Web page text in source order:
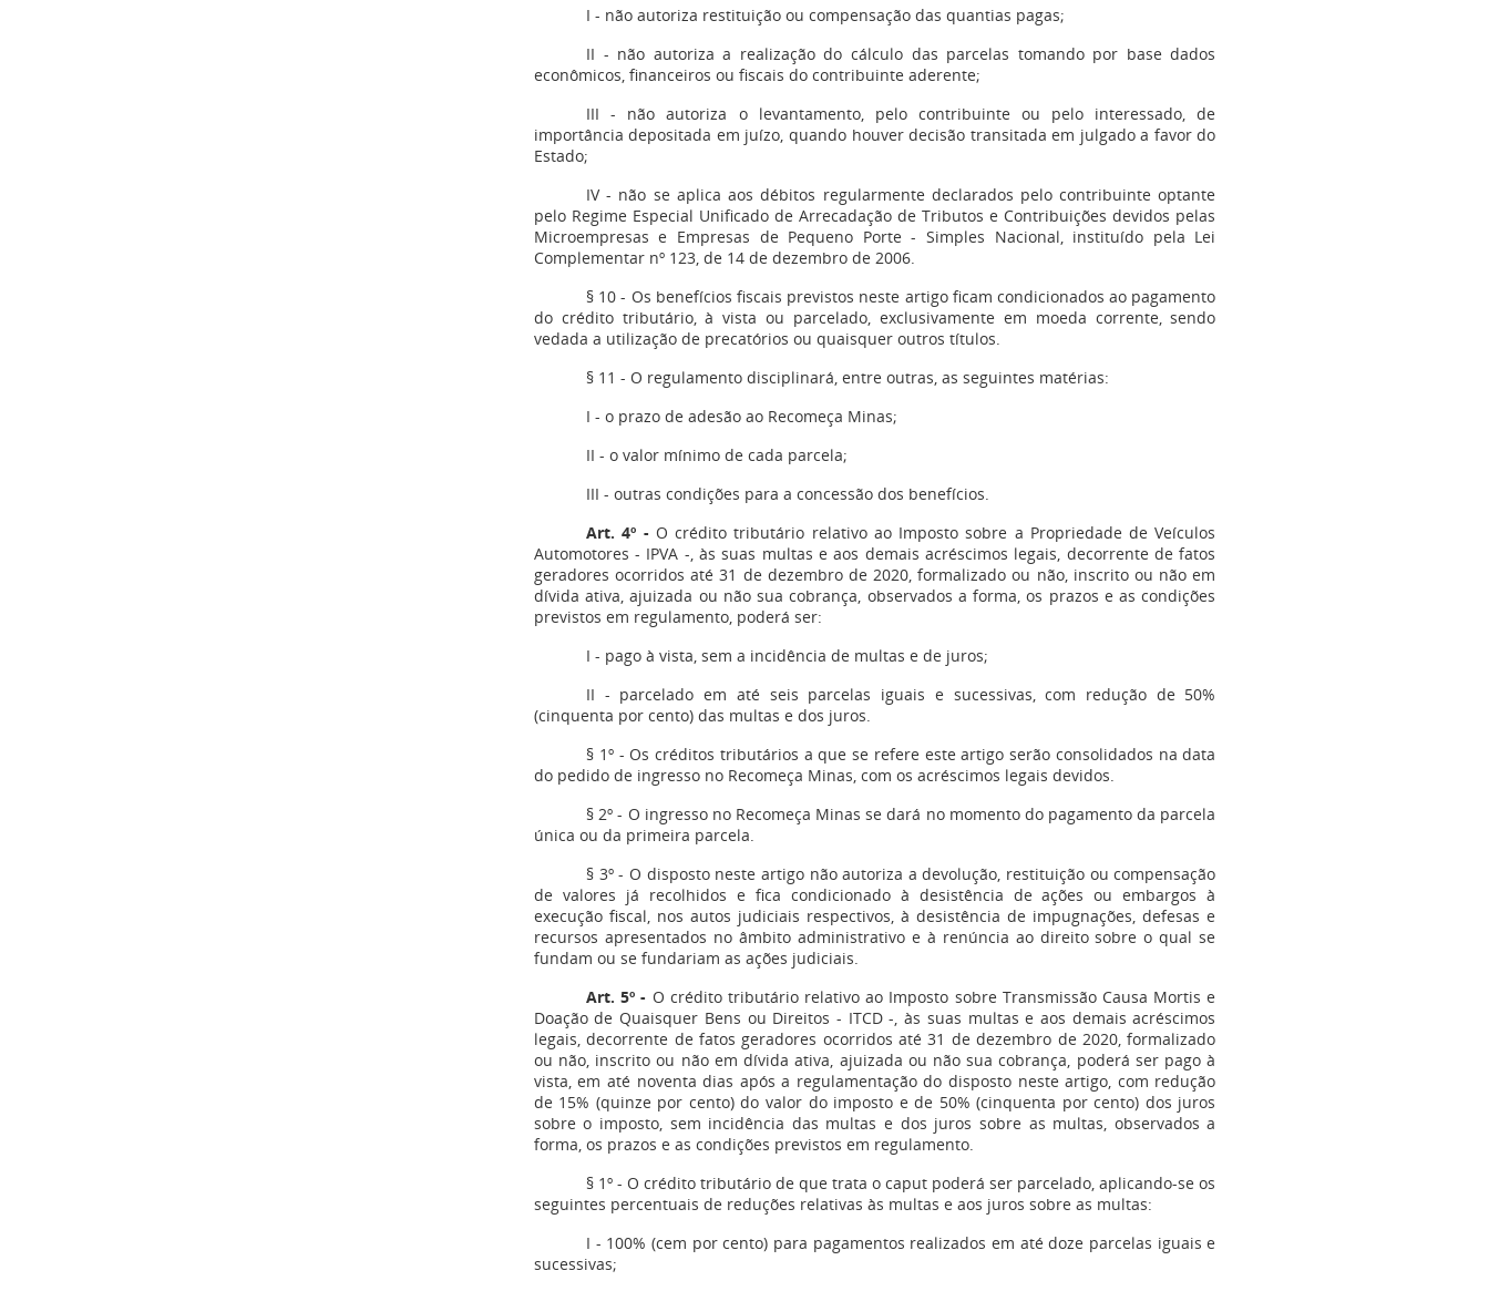
I - não autoriza restituição ou compensação das quantias pagas;
II - não autoriza a realização do cálculo das parcelas tomando por base dados
econômicos, financeiros ou fiscais do contribuinte aderente;
III - não autoriza o levantamento, pelo contribuinte ou pelo interessado, de
importância depositada em juízo, quando houver decisão transitada em julgado a favor do
Estado;
IV - não se aplica aos débitos regularmente declarados pelo contribuinte optante
pelo Regime Especial Unificado de Arrecadação de Tributos e Contribuições devidos pelas
Microempresas e Empresas de Pequeno Porte - Simples Nacional, instituído pela Lei
Complementar nº 123, de 14 de dezembro de 2006.
§ 10 - Os benefícios fiscais previstos neste artigo ficam condicionados ao pagamento
do crédito tributário, à vista ou parcelado, exclusivamente em moeda corrente, sendo
vedada a utilização de precatórios ou quaisquer outros títulos.
§ 11 - O regulamento disciplinará, entre outras, as seguintes matérias:
I - o prazo de adesão ao Recomeça Minas;
II - o valor mínimo de cada parcela;
III - outras condições para a concessão dos benefícios.
Art. 4º - O crédito tributário relativo ao Imposto sobre a Propriedade de Veículos
Automotores - IPVA -, às suas multas e aos demais acréscimos legais, decorrente de fatos
geradores ocorridos até 31 de dezembro de 2020, formalizado ou não, inscrito ou não em
dívida ativa, ajuizada ou não sua cobrança, observados a forma, os prazos e as condições
previstos em regulamento, poderá ser:
I - pago à vista, sem a incidência de multas e de juros;
II - parcelado em até seis parcelas iguais e sucessivas, com redução de 50%
(cinquenta por cento) das multas e dos juros.
§ 1º - Os créditos tributários a que se refere este artigo serão consolidados na data
do pedido de ingresso no Recomeça Minas, com os acréscimos legais devidos.
§ 2º - O ingresso no Recomeça Minas se dará no momento do pagamento da parcela
única ou da primeira parcela.
§ 3º - O disposto neste artigo não autoriza a devolução, restituição ou compensação
de valores já recolhidos e fica condicionado à desistência de ações ou embargos à
execução fiscal, nos autos judiciais respectivos, à desistência de impugnações, defesas e
recursos apresentados no âmbito administrativo e à renúncia ao direito sobre o qual se
fundam ou se fundariam as ações judiciais.
Art. 5º - O crédito tributário relativo ao Imposto sobre Transmissão Causa Mortis e
Doação de Quaisquer Bens ou Direitos - ITCD -, às suas multas e aos demais acréscimos
legais, decorrente de fatos geradores ocorridos até 31 de dezembro de 2020, formalizado
ou não, inscrito ou não em dívida ativa, ajuizada ou não sua cobrança, poderá ser pago à
vista, em até noventa dias após a regulamentação do disposto neste artigo, com redução
de 15% (quinze por cento) do valor do imposto e de 50% (cinquenta por cento) dos juros
sobre o imposto, sem incidência das multas e dos juros sobre as multas, observados a
forma, os prazos e as condições previstos em regulamento.
§ 1º - O crédito tributário de que trata o caput poderá ser parcelado, aplicando-se os
seguintes percentuais de reduções relativas às multas e aos juros sobre as multas:
I - 100% (cem por cento) para pagamentos realizados em até doze parcelas iguais e
sucessivas;